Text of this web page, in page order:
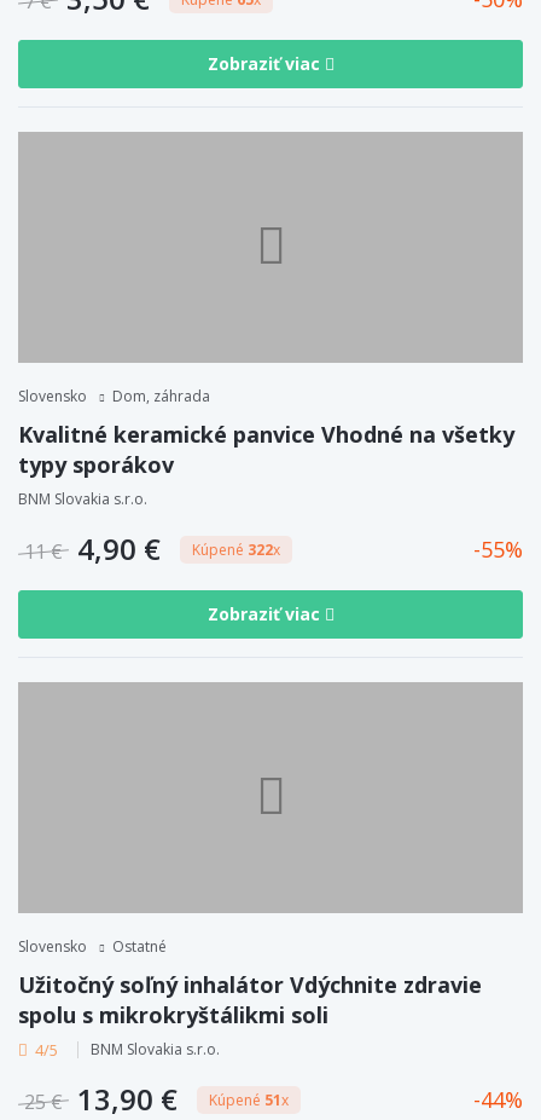
Zobraziť viac
Slovensko Dom, záhrada
Kvalitné keramické panvice Vhodné na všetky
typy sporákov
BNM Slovakia s.r.o.
11 € 4,90 € Kúpené 322x 55
Zobraziť viac
Slovensko Ostatné
Užitočný soľný inhalátor Vdýchnite zdravie
spolu s mikrokryštálikmi soli
4/5 BNM Slovakia s.r.o.
25 € 13,90 € Kúpené 51x 44